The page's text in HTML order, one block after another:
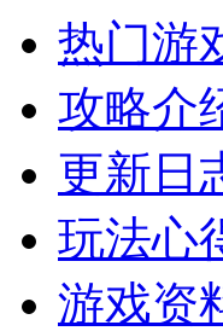
热门游
攻略介
更新日
玩法心
游戏资